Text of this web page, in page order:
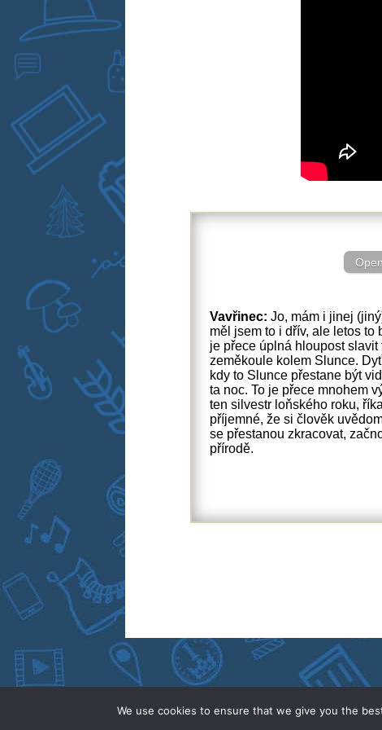
Vavřinec:Jo, mám i jinej
měl jsem to i dřív, ale letos
je přece úplná hloupost
zeměkoule kolem Slunce.
kdy to Slunce přestane být
ta noc. To je přece mnohem
ten silvestr loňského roku,
příjemné, že si člověk
se přestanou zkracovat,
přírodě.
We use cookies to ensure that we give you the